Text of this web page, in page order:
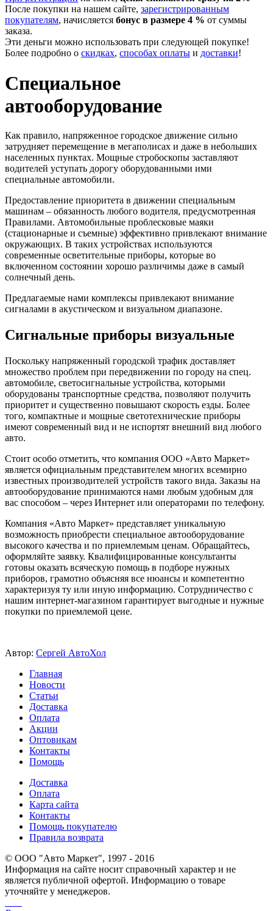
После покупки на нашем сайте, зарегистрированным
покупателям, начисляется бонус в размере 4 % от суммы
заказа.
Эти деньги можно использовать при следующей покупке!
Более подробно о скидках, способах оплаты и доставки!
Специальное
автооборудование
Как правило, напряженное городское движение сильно
затрудняет перемещение в мегаполисах и даже в небольших
населенных пунктах. Мощные стробоскопы заставляют
водителей уступать дорогу оборудованными ими
специальные автомобили.
Предоставление приоритета в движении специальным
машинам – обязанность любого водителя, предусмотренная
Правилами. Автомобильные проблесковые маяки
(стационарные и съемные) эффективно привлекают внимание
окружающих. В таких устройствах используются
современные осветительные приборы, которые во
включенном состоянии хорошо различимы даже в самый
солнечный день.
Предлагаемые нами комплексы привлекают внимание
сигналами в акустическом и визуальном диапазоне.
Сигнальные приборы визуальные
Поскольку напряженный городской трафик доставляет
множество проблем при передвижении по городу на спец.
автомобиле, светосигнальные устройства, которыми
оборудованы транспортные средства, позволяют получить
приоритет и существенно повышают скорость езды. Более
того, компактные и мощные светотехнические приборы
имеют современный вид и не испортят внешний вид любого
авто.
Стоит особо отметить, что компания ООО «Авто Маркет»
является официальным представителем многих всемирно
известных производителей устройств такого вида. Заказы на
автооборудование принимаются нами любым удобным для
вас способом – через Интернет или операторами по телефону.
Компания «Авто Маркет» представляет уникальную
возможность приобрести специальное автооборудование
высокого качества и по приемлемым ценам. Обращайтесь,
оформляйте заявку. Квалифицированные консультанты
готовы оказать всяческую помощь в подборе нужных
приборов, грамотно объясняя все нюансы и компетентно
характеризуя ту или иную информацию. Сотрудничество с
нашим интернет-магазином гарантирует выгодные и нужные
покупки по приемлемой цене.
Автор: Сергей АвтоХол
Главная
Новости
Статьи
Доставка
Оплата
Акции
Оптовикам
Контакты
Помощь
Доставка
Оплата
Карта сайта
Контакты
Помощь покупателю
Правила возврата
© ООО "Авто Маркет", 1997 - 2016
Информация на сайте носит справочный характер и не
является публичной офертой. Информацию о товаре
уточняйте у менеджеров.